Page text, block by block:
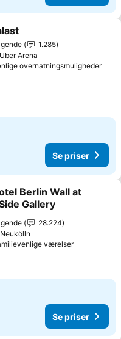
favoritter
1.285
Arena
overnatningsmuligheder
Se priser
favoritter
Berlin Wall at
Gallery
28.224
værelser
Se priser